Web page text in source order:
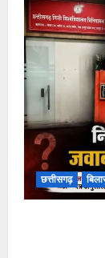
छत्तीसगढ़